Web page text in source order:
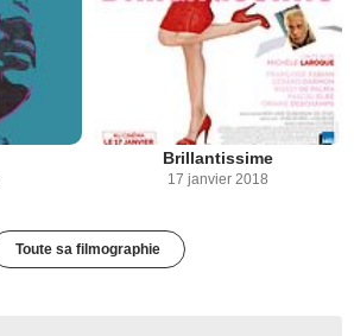
Brillantissime
17 janvier 2018
Toute sa filmographie